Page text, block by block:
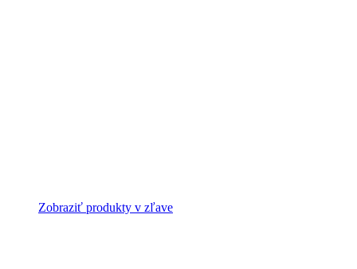
Zobraziť produkty v zľave